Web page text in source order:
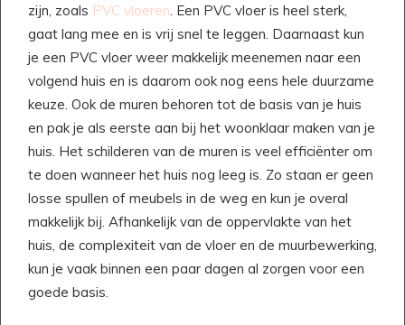
zijn, zoals PVC vloeren . Een PVC vloer is heel sterk,
gaat lang mee en is vrij snel te leggen. Daarnaast kun
je een PVC vloer weer makkelijk meenemen naar een
volgend huis en is daarom ook nog eens hele duurzame
keuze. Ook de muren behoren tot de basis van je huis
en pak je als eerste aan bij het woonklaar maken van je
huis. Het schilderen van de muren is veel efficiënter om
te doen wanneer het huis nog leeg is. Zo staan er geen
losse spullen of meubels in de weg en kun je overal
makkelijk bij. Afhankelijk van de oppervlakte van het
huis, de complexiteit van de vloer en de muurbewerking,
kun je vaak binnen een paar dagen al zorgen voor een
goede basis.